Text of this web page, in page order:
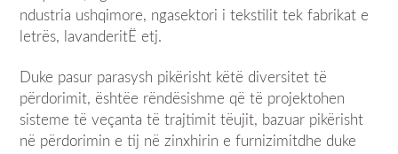
ndustria ushqimore, ngasektori i tekstilit tek fabrikat e
letrës, lavanderitË etj.
Duke pasur parasysh pikërisht këtë diversitet të
përdorimit, ështëe rëndësishme që të projektohen
sisteme të veçanta të trajtimit tëujit, bazuar pikërisht
në përdorimin e tij në zinxhirin e furnizimitdhe duke